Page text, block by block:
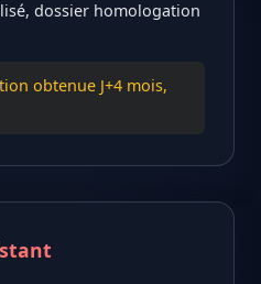
dossier homologation
obtenue J+4 mois,